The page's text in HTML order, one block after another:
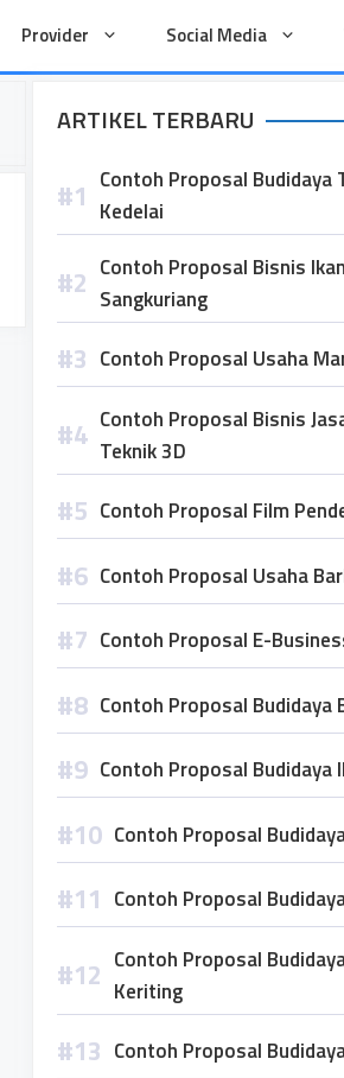
Provider Social Media
ARTIKEL TERBARU
Contoh Proposal Budidaya
Kedelai
Contoh Proposal Bisnis
Sangkuriang
Contoh Proposal Usaha
Contoh Proposal Bisnis
Teknik 3D
Contoh Proposal Film
Contoh Proposal Usaha
Contoh Proposal E-
Contoh Proposal Budidaya
Contoh Proposal Budidaya
Contoh Proposal
Contoh Proposal
Contoh Proposal
Keriting
Contoh Proposal